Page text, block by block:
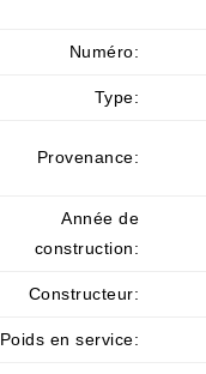
Numéro:
Type:
Provenance:
Année de
construction:
Constructeur:
Poids en service: